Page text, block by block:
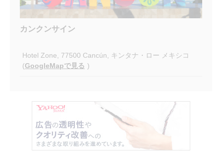
カンクンサイン
Hotel Zone, 77500 Cancún, キンタナ・ロー メキシコ
(GoogleMapで見る )